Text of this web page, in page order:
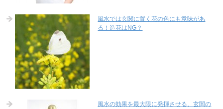
風水では玄関に置く花の色にも意味があ
る！造花はNG？
風水の効果を最大限に発揮させる、玄関の